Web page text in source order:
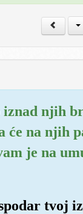
iznad njih
će na njih
je na
tvoj